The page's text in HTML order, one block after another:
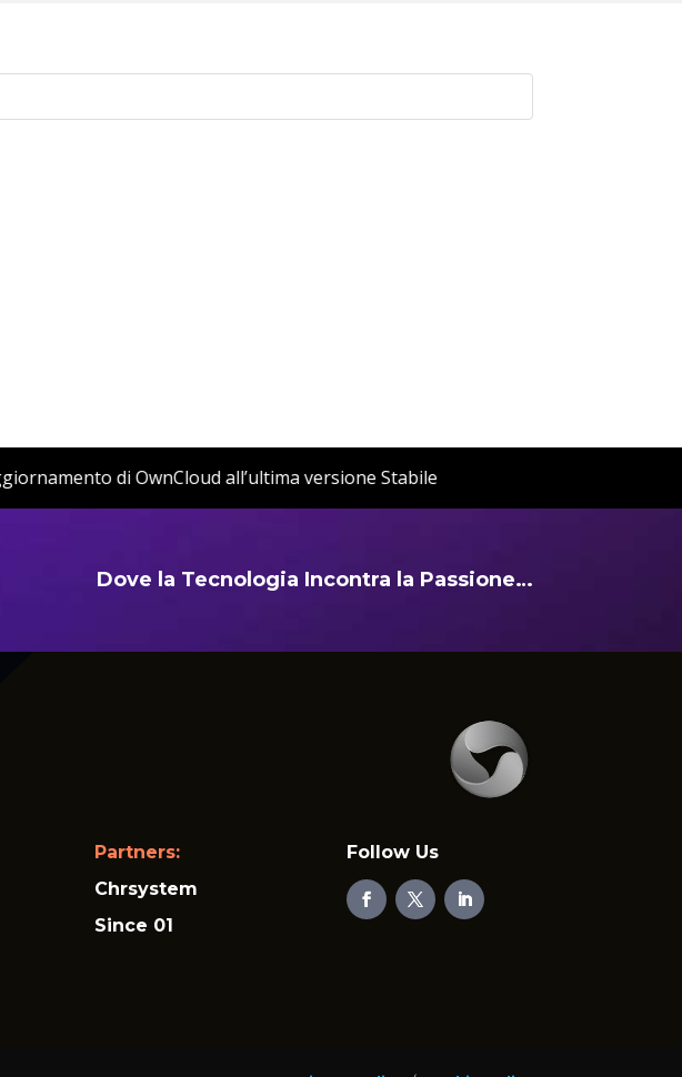
Aggiornamento di OwnCloud all’ultima versione Stabile
Dove la Tecnologia Incontra la Passione…
Partners:
Chrsystem
Since 01
Follow Us